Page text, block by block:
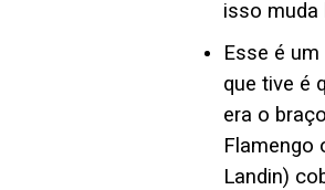
isso muda
Esse é
que tive é
era o
Flamengo
Landin)